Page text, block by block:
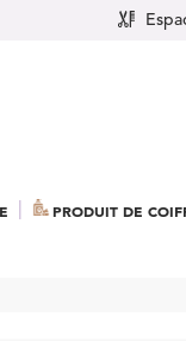
PRODUIT DE